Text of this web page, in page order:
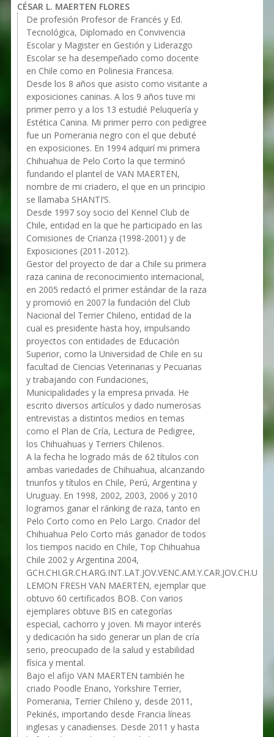
CÉSAR L. MAERTEN FLORES
De profesión Profesor de Francés y Ed.
Tecnológica, Diplomado en Convivencia
Escolar y Magister en Gestión y Liderazgo
Escolar se ha desempeñado como docente
en Chile como en Polinesia Francesa.
Desde los 8 años que asisto como visitante a
exposiciones caninas. A los 9 años tuve mi
primer perro y a los 13 estudié Peluquería y
Estética Canina. Mi primer perro con pedigree
fue un Pomerania negro con el que debuté
en exposiciones. En 1994 adquirí mi primera
Chihuahua de Pelo Corto la que terminó
fundando el plantel de VAN MAERTEN,
nombre de mi criadero, el que en un principio
se llamaba SHANTI’S.
Desde 1997 soy socio del Kennel Club de
Chile, entidad en la que he participado en las
Comisiones de Crianza (1998-2001) y de
Exposiciones (2011-2012).
Gestor del proyecto de dar a Chile su primera
raza canina de reconocimiento internacional,
en 2005 redactó el primer estándar de la raza
y promovió en 2007 la fundación del Club
Nacional del Terrier Chileno, entidad de la
cual es presidente hasta hoy, impulsando
proyectos con entidades de Educación
Superior, como la Universidad de Chile en su
facultad de Ciencias Veterinarias y Pecuarias
y trabajando con Fundaciones,
Municipalidades y la empresa privada. He
escrito diversos artículos y dado numerosas
entrevistas a distintos medios en temas
como el Plan de Cría, Lectura de Pedigree,
los Chihuahuas y Terriers Chilenos.
A la fecha he logrado más de 62 títulos con
ambas variedades de Chihuahua, alcanzando
triunfos y títulos en Chile, Perú, Argentina y
Uruguay. En 1998, 2002, 2003, 2006 y 2010
logramos ganar el ránking de raza, tanto en
Pelo Corto como en Pelo Largo. Criador del
Chihuahua Pelo Corto más ganador de todos
los tiempos nacido en Chile, Top Chihuahua
Chile 2002 y Argentina 2004,
LEMON FRESH VAN MAERTEN, ejemplar que
obtuvo 60 certificados BOB. Con varios
ejemplares obtuve BIS en categorías
especial, cachorro y joven. Mi mayor interés
y dedicación ha sido generar un plan de cría
serio, preocupado de la salud y estabilidad
física y mental.
Bajo el afijo VAN MAERTEN también he
criado Poodle Enano, Yorkshire Terrier,
Pomerania, Terrier Chileno y, desde 2011,
Pekinés, importando desde Francia líneas
inglesas y canadienses. Desde 2011 y hasta